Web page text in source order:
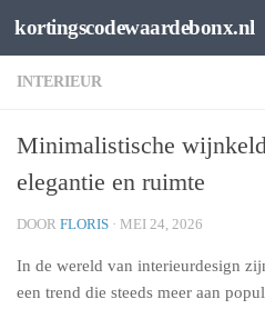
Spring naar de inhoud
kortingscodewaardebonx.nl
INTERIEUR
Minimalistische
elegantie en ruimte
DOOR FLORIS · MEI 24, 2026
In de wereld van interieurdesign
een trend die steeds meer aan